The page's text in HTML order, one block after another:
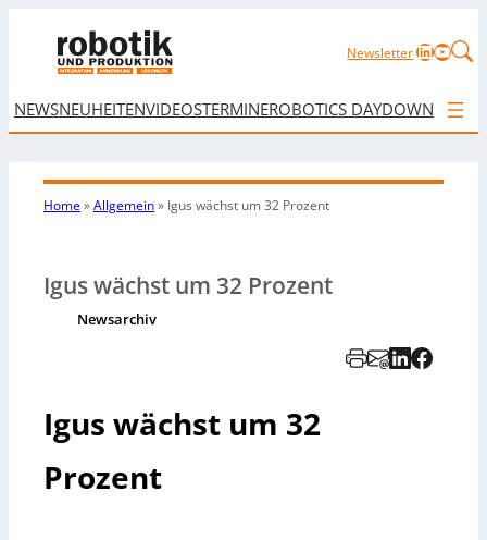
NewsletterLinkedIn
NEWSNEUHEITENVIDEOSTERMINEROBOTICS DAYDOWNLOAD
Home»Allgemein» Igus wächst um 32 Prozent
Igus wächst um 32 Prozent
Newsarchiv
Igus wächst um 32
Prozent